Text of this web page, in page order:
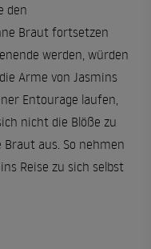
den
Braut fortsetzen
werden, würden
Arme von Jasmins
Entourage laufen,
nicht die Blöße zu
aus. So nehmen
Reise zu sich selbst